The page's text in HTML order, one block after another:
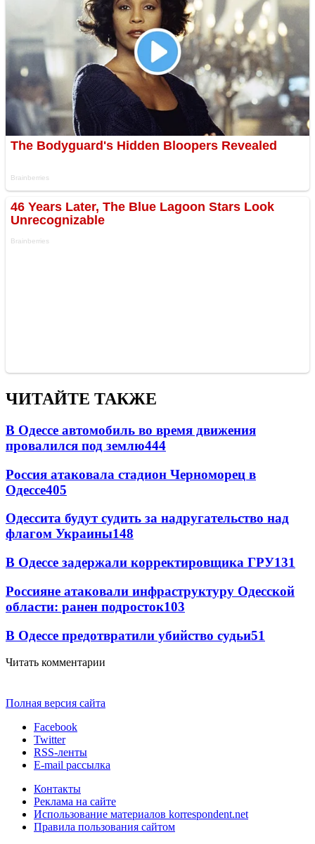
ЧИТАЙТЕ ТАКЖЕ
В Одессе автомобиль во время движения
провалился под землю444
Россия атаковала стадион Черноморец в
Одессе405
Одессита будут судить за надругательство над
флагом Украины148
В Одессе задержали корректировщика ГРУ131
Россияне атаковали инфраструктуру Одесской
области: ранен подросток103
В Одессе предотвратили убийство судьи51
Читать комментарии
Полная версия сайта
Facebook
Twitter
RSS-ленты
E-mail рассылка
Контакты
Реклама на сайте
Использование материалов korrespondent.net
Правила пользования сайтом